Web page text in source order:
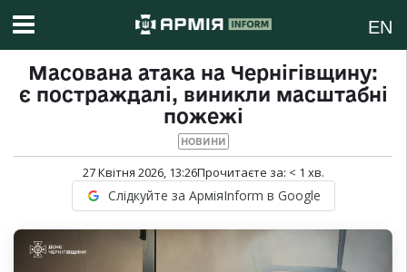
EN
Масована атака на Чернігівщину:
є постраждалі, виникли масштабні
пожежі
НОВИНИ
27 Квітня 2026, 13:26Прочитаєте за: < 1 хв.
Слідкуйте за АрміяInform в Google